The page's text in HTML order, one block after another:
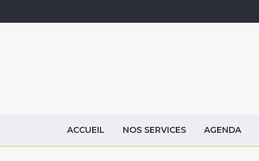
ACCUEIL NOS SERVICES AGENDA